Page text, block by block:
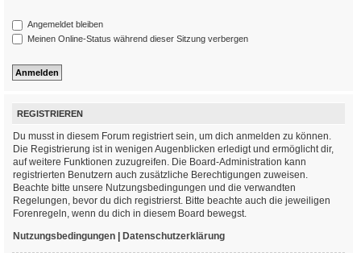
Angemeldet bleiben
Meinen Online-Status während dieser Sitzung verbergen
REGISTRIEREN
Du musst in diesem Forum registriert sein, um dich anmelden zu können.
Die Registrierung ist in wenigen Augenblicken erledigt und ermöglicht dir,
auf weitere Funktionen zuzugreifen. Die Board-Administration kann
registrierten Benutzern auch zusätzliche Berechtigungen zuweisen.
Beachte bitte unsere Nutzungsbedingungen und die verwandten
Regelungen, bevor du dich registrierst. Bitte beachte auch die jeweiligen
Forenregeln, wenn du dich in diesem Board bewegst.
Nutzungsbedingungen | Datenschutzerklärung